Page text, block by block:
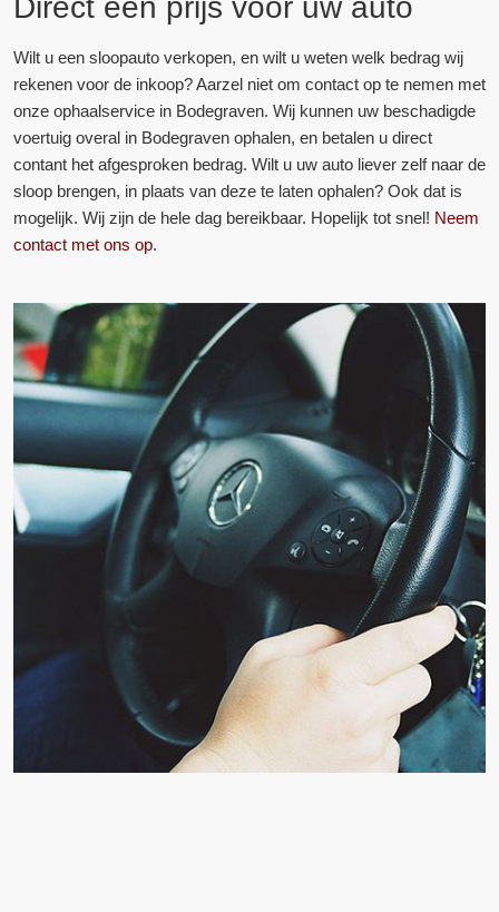
Direct een prijs voor uw auto
Wilt u een sloopauto verkopen, en wilt u weten welk bedrag wij
rekenen voor de inkoop? Aarzel niet om contact op te nemen met
onze ophaalservice in Bodegraven. Wij kunnen uw beschadigde
voertuig overal in Bodegraven ophalen, en betalen u direct
contant het afgesproken bedrag. Wilt u uw auto liever zelf naar de
sloop brengen, in plaats van deze te laten ophalen? Ook dat is
mogelijk. Wij zijn de hele dag bereikbaar. Hopelijk tot snel! Neem
contact met ons op.